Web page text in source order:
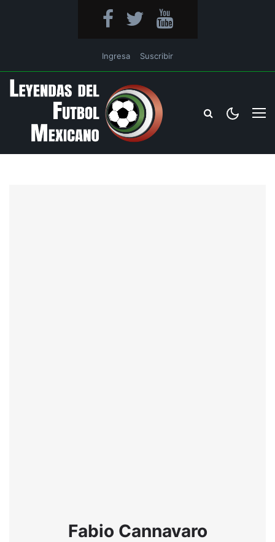
Ingresa Suscribir
Fabio Cannavaro